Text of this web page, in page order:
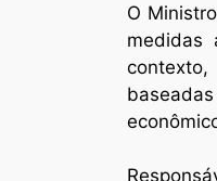
O
medidas